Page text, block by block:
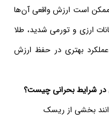
ممکن است ارزش واقعی آن‌ها
ارزی و تورمی شدید، طلا
عملکرد بهتری در حفظ ارزش
در شرایط بحرانی چیست؟
بخشی از ریسک